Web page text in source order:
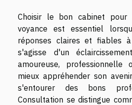
Choisir le bon cabinet pour
voyance est essentiel
réponses claires et fiables
s'agisse d'un
amoureuse, professionnelle
mieux appréhender son
s'entourer des bons
Consultation se distingue